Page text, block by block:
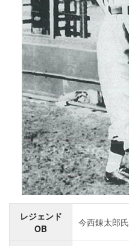
レジェンド
OB
今西錬太郎氏